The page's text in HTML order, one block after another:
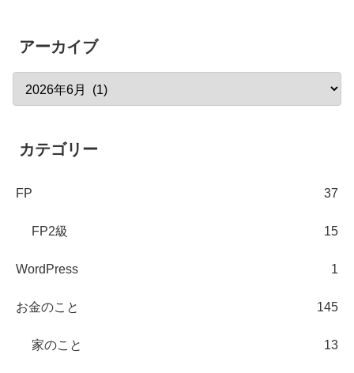
アーカイブ
カテゴリー
FP 37
FP2級 15
WordPress 1
お金のこと 145
家のこと 13